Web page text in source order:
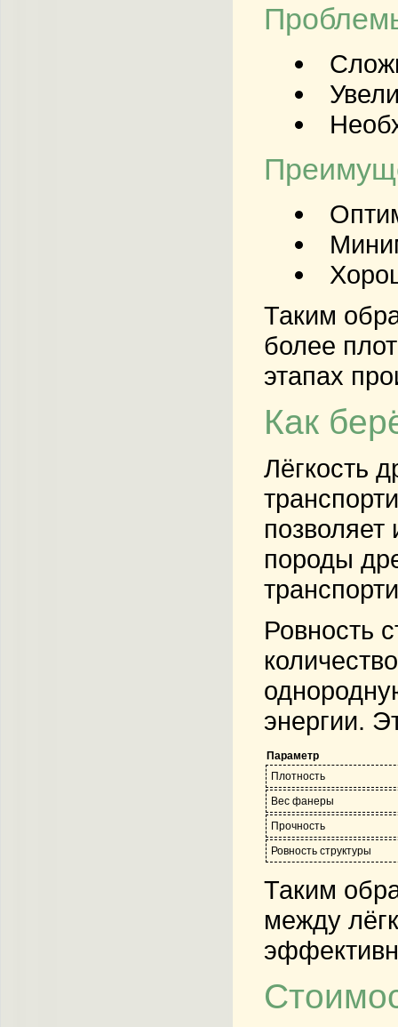
Таким
более
этапах
Как
Лёгкость
породы
Ровность
энергии.
Параметр
Плотность
Вес фанеры
Прочность
Ровность структуры
Таким
между